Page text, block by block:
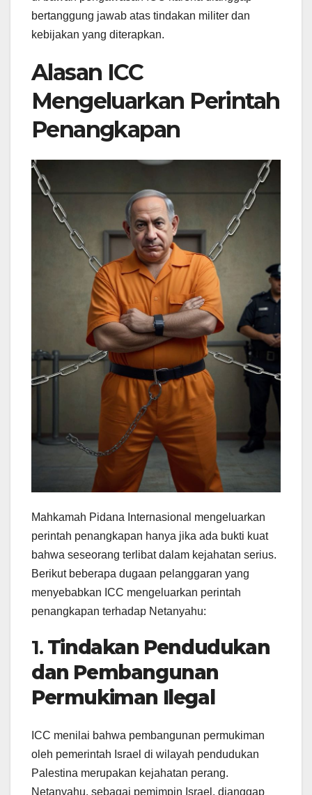
bertanggung jawab atas tindakan militer dan
kebijakan yang diterapkan.
Alasan ICC
Mengeluarkan Perintah
Penangkapan
Mahkamah Pidana Internasional mengeluarkan
perintah penangkapan hanya jika ada bukti kuat
bahwa seseorang terlibat dalam kejahatan serius.
Berikut beberapa dugaan pelanggaran yang
menyebabkan ICC mengeluarkan perintah
penangkapan terhadap Netanyahu:
1. Tindakan Pendudukan
dan Pembangunan
Permukiman Ilegal
ICC menilai bahwa pembangunan permukiman
oleh pemerintah Israel di wilayah pendudukan
Palestina merupakan kejahatan perang.
Netanyahu, sebagai pemimpin Israel, dianggap